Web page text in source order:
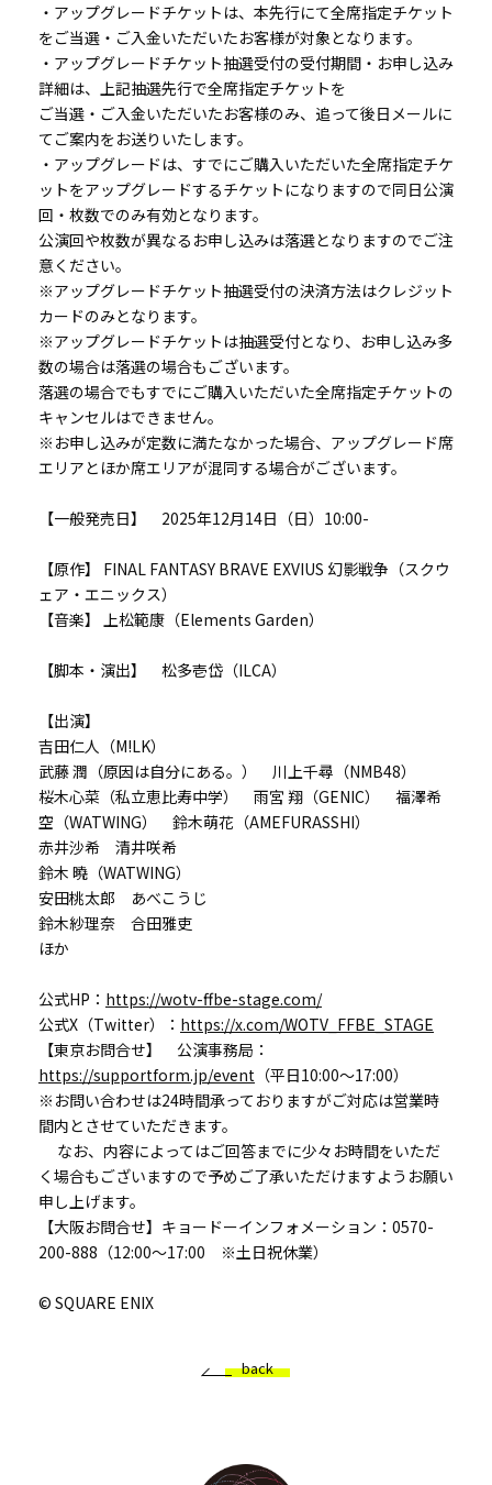
・アップグレードチケットは、本先行にて全席指定チケット
をご当選・ご入金いただいたお客様が対象となります。
・アップグレードチケット抽選受付の受付期間・お申し込み
詳細は、上記抽選先行で全席指定チケットを
ご当選・ご入金いただいたお客様のみ、追って後日メールに
てご案内をお送りいたします。
・アップグレードは、すでにご購入いただいた全席指定チケ
ットをアップグレードするチケットになりますので同日公演
回・枚数でのみ有効となります。
公演回や枚数が異なるお申し込みは落選となりますのでご注
意ください。
※アップグレードチケット抽選受付の決済方法はクレジット
カードのみとなります。
※アップグレードチケットは抽選受付となり、お申し込み多
数の場合は落選の場合もございます。
落選の場合でもすでにご購入いただいた全席指定チケットの
キャンセルはできません。
※お申し込みが定数に満たなかった場合、アップグレード席
エリアとほか席エリアが混同する場合がございます。
【一般発売日】 2025年12月14日（日）10:00-
【原作】 FINAL FANTASY BRAVE EXVIUS 幻影戦争（スクウ
ェア・エニックス）
【音楽】 上松範康（Elements Garden）
【脚本・演出】 松多壱岱（ILCA）
【出演】
吉田仁人（M!LK）
武藤 潤（原因は自分にある。） 川上千尋（NMB48）
桜木心菜（私立恵比寿中学） 雨宮 翔（GENIC） 福澤希
空（WATWING） 鈴木萌花（AMEFURASSHI）
赤井沙希 清井咲希
鈴木 曉（WATWING）
安田桃太郎 あべこうじ
鈴木紗理奈 合田雅吏
ほか
公式HP： https://wotv-ffbe-stage.com/
公式X（Twitter）： https://x.com/WOTV_FFBE_STAGE
【東京お問合せ】 公演事務局：
https://supportform.jp/event （平日10:00～17:00）
※お問い合わせは24時間承っておりますがご対応は営業時
間内とさせていただきます。
なお、内容によってはご回答までに少々お時間をいただ
く場合もございますので予めご了承いただけますようお願い
申し上げます。
【大阪お問合せ】キョードーインフォメーション：0570-
200-888（12:00～17:00 ※土日祝休業）
© SQUARE ENIX
back